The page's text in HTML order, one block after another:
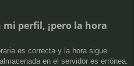
perfil, ¡pero la hora
es correcta y la hora sigue
en el servidor es errónea.